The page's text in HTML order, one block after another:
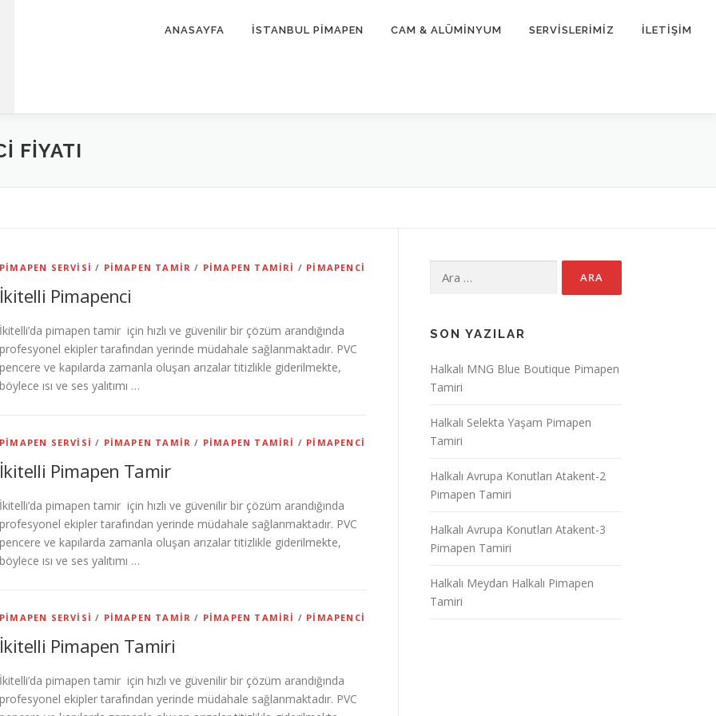
ANASAYFA İSTANBUL PİMAPEN CAM & ALÜMİNYUM SERVİSLERİMİZ İLETİŞİM
FIYATI
PIMAPEN SERVISI / PIMAPEN TAMIR / PIMAPEN TAMIRI / PIMAPENCI
İkitelli Pimapenci
İkitelli’da pimapen tamir için hızlı ve güvenilir bir çözüm arandığında
profesyonel ekipler tarafından yerinde müdahale sağlanmaktadır. PVC
pencere ve kapılarda zamanla oluşan arızalar titizlikle giderilmekte,
böylece ısı ve ses yalıtımı …
PIMAPEN SERVISI / PIMAPEN TAMIR / PIMAPEN TAMIRI / PIMAPENCI
İkitelli Pimapen Tamir
İkitelli’da pimapen tamir için hızlı ve güvenilir bir çözüm arandığında
profesyonel ekipler tarafından yerinde müdahale sağlanmaktadır. PVC
pencere ve kapılarda zamanla oluşan arızalar titizlikle giderilmekte,
böylece ısı ve ses yalıtımı …
PIMAPEN SERVISI / PIMAPEN TAMIR / PIMAPEN TAMIRI / PIMAPENCI
İkitelli Pimapen Tamiri
İkitelli’da pimapen tamir için hızlı ve güvenilir bir çözüm arandığında
profesyonel ekipler tarafından yerinde müdahale sağlanmaktadır. PVC
SON YAZILAR
Halkalı MNG Blue Boutique Pimapen
Tamiri
Halkalı Selekta Yaşam Pimapen
Tamiri
Halkalı Avrupa Konutları Atakent-2
Pimapen Tamiri
Halkalı Avrupa Konutları Atakent-3
Pimapen Tamiri
Halkalı Meydan Halkalı Pimapen
Tamiri